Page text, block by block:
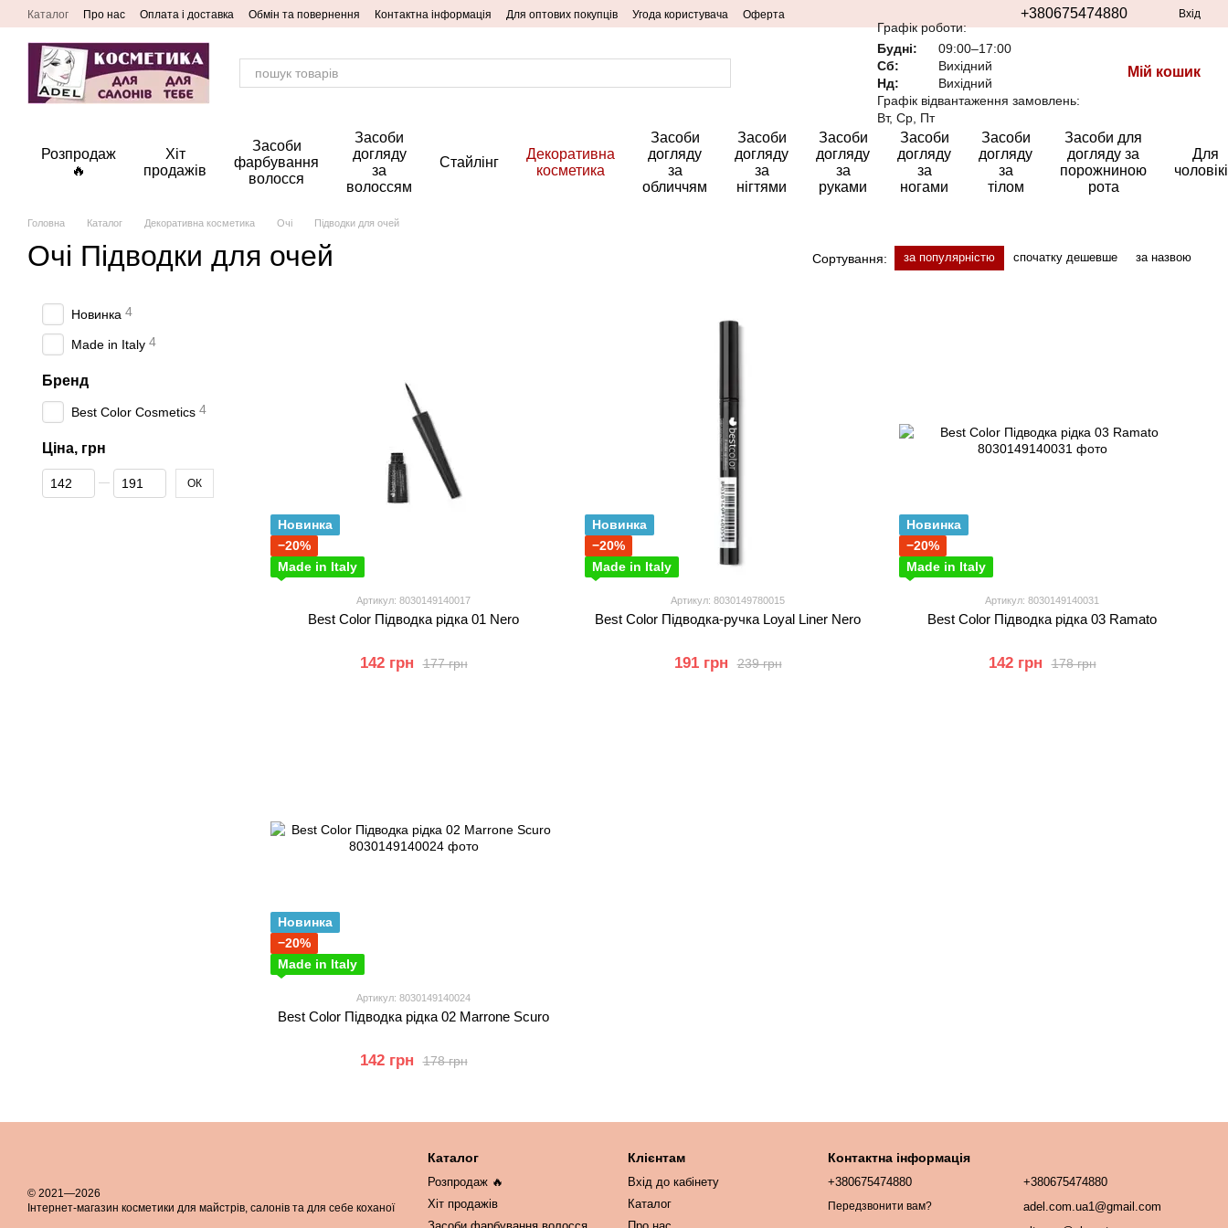
Перейти до основного контенту
Каталог Про нас Оплата і доставка Обмін та повернення Контактна інформація Для оптових покупців Угода користувача Оферта +380675474880 Вхід
Графік роботи:
Будні:
09:00–17:00
Сб:
Вихідний
Нд:
Вихідний
Графік відвантаження замовлень:
Вт, Ср, Пт
Мій кошик
Розпродаж
🔥
Хіт
продажів
Засоби
фарбування
волосся
Засоби
догляду
за
волоссям
Стайлінг
Декоративна
косметика
Засоби
догляду
за
обличчям
Засоби
догляду
за
нігтями
Засоби
догляду
за
руками
Засоби
догляду
за
ногами
Засоби
догляду
за
тілом
Засоби для
догляду за
порожниною
рота
Для
Головна Каталог Декоративна косметика Очі Підводки для очей
Очі Підводки для очей Сортування: за популярністю спочатку дешевше за назвою
Новинка
−20%
Made in Italy
Артикул: 8030149140017
Best Color Підводка рідка 01 Nero
177 грн
142 грн
Новинка
−20%
Made in Italy
Артикул: 8030149780015
Best Color Підводка-ручка Loyal Liner Nero
239 грн
191 грн
Новинка
−20%
Made in Italy
Артикул: 8030149140031
Best Color Підводка рідка 03 Ramato
178 грн
142 грн
Новинка
−20%
Made in Italy
Артикул: 8030149140024
Best Color Підводка рідка 02 Marrone Scuro
178 грн
142 грн
Новинка 4
Made in Italy 4
Бренд
Best Color Cosmetics 4
Ціна, грн
Від Ціна, грн
До Ціна, грн ОК
© 2021—2026
Інтернет-магазин косметики для майстрів, салонів та для себе коханої
Каталог
Розпродаж 🔥
Хіт продажів
Клієнтам
Вхід до кабінету
Каталог
Контактна інформація
+380675474880
Передзвонити вам?
+380675474880
adel.com.ua1@gmail.com